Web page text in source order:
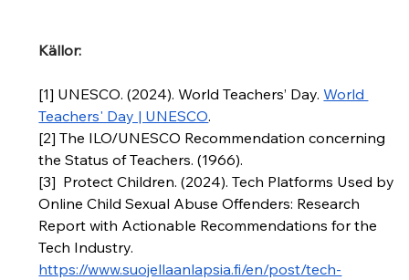
Källor:
[1] UNESCO. (2024). World Teachers’ Day. World
Teachers' Day | UNESCO.
[2] The ILO/UNESCO Recommendation concerning
the Status of Teachers. (1966).
[3]  Protect Children. (2024). Tech Platforms Used by
Online Child Sexual Abuse Offenders: Research
Report with Actionable Recommendations for the
Tech Industry.
https://www.suojellaanlapsia.fi/en/post/tech-